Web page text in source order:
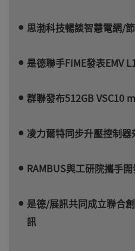
思渤科技暢談智慧電網/
是德聯手FIME發表EMV
群聯發布512GB VSC10
凌力爾特同步升壓控制
RAMBUS與工研院攜手
是德/展訊共同成立聯合
訊